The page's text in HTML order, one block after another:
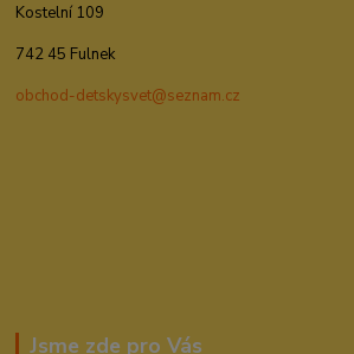
Kostelní 109
742 45 Fulnek
obchod-detskysvet@seznam.cz
Jsme zde pro Vás